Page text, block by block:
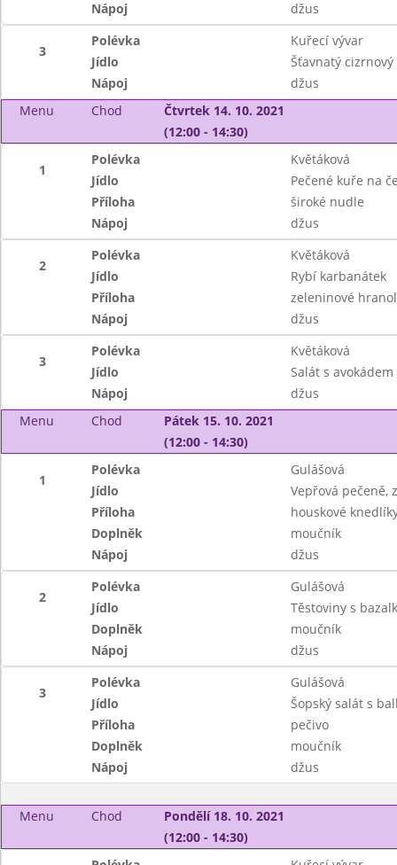
Nápoj džus
3
Polévka
Kuřecí vývar
Jídlo
Šťavnatý
Nápoj
džus
Menu
Chod
Čtvrtek 14. 10. 2021
(12:00 - 14:30)
1
Polévka
Květáková
Jídlo
Pečené kuře na
Příloha
široké nudle
Nápoj
džus
2
Polévka
Květáková
Jídlo
Rybí karbanátek
Příloha
zeleninové
Nápoj
džus
3
Polévka
Květáková
Jídlo
Salát s
Nápoj
džus
Menu
Chod
Pátek 15. 10. 2021
(12:00 - 14:30)
1
Polévka
Gulášová
Jídlo
Vepřová pečeně,
Příloha
houskové
Doplněk
moučník
Nápoj
džus
2
Polévka
Gulášová
Jídlo
Těstoviny s
Doplněk
moučník
Nápoj
džus
3
Polévka
Gulášová
Jídlo
Šopský salát s
Příloha
pečivo
Doplněk
moučník
Nápoj
džus
Menu Chod
Pondělí 18. 10. 2021
(12:00 - 14:30)